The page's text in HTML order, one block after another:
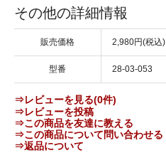
その他の詳細情報
販売価格 2,980円(税込)
型番 28-03-053
⇒レビューを見る(0件)
⇒レビューを投稿
⇒この商品を友達に教える
⇒この商品について問い合わせる
⇒返品について